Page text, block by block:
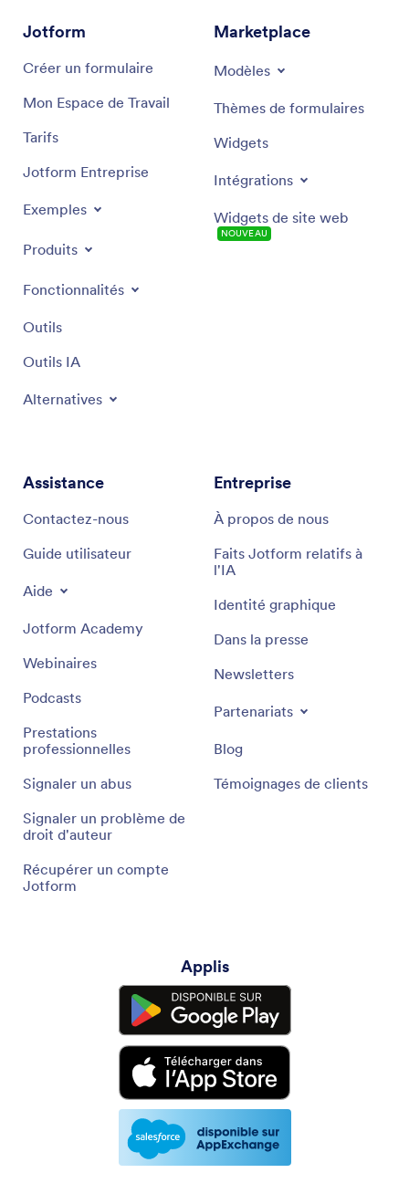
Jotform
Créer un formulaire
Mon Espace de Travail
Tarifs
Jotform Entreprise
Exemples
Produits
Fonctionnalités
Outils
Outils IA
Alternatives
Marketplace
Modèles
Thèmes de formulaires
Widgets
Intégrations
Widgets de site web
NOUVEAU
Assistance
Contactez-nous
Guide utilisateur
Aide
Jotform Academy
Webinaires
Podcasts
Prestations
professionnelles
Signaler un abus
Signaler un problème de
droit d'auteur
Récupérer un compte
Jotform
Entreprise
À propos de nous
Faits Jotform relatifs à
l'IA
Identité graphique
Dans la presse
Newsletters
Partenariats
Blog
Témoignages de clients
Applis